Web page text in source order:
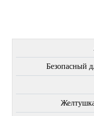
Безопасный